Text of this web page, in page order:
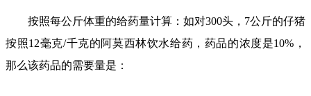
按照每公斤体重的给药量计算：如对300头，7公斤的仔猪
按照12毫克/千克的阿莫西林饮水给药，药品的浓度是10%，
那么该药品的需要量是：